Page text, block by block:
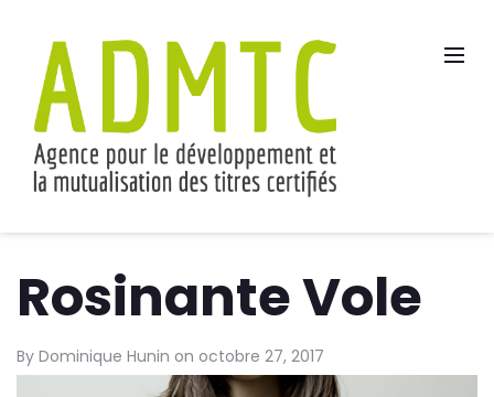
Rosinante Vole
By Dominique Hunin on octobre 27, 2017